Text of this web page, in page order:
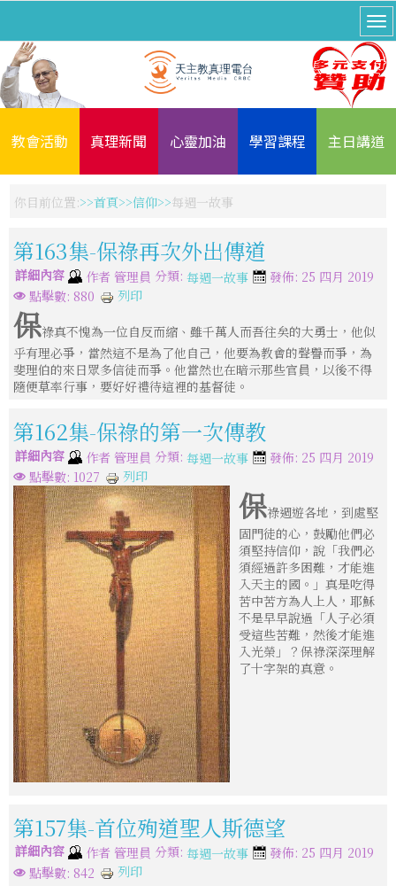
教會活動 真理新聞 心靈加油 學習課程 主日講道
你目前位置: 首頁 信仰 每週一故事
第163集-保祿再次外出傳道
詳細內容 作者 管理員 分類: 每週一故事
發佈: 25 四月 2019
點擊數: 880
列印
保祿真不愧為一位自反而縮、雖千萬人而吾往矣的大勇士，他似
乎有理必爭，當然這不是為了他自己，他要為教會的聲譽而爭，為
斐理伯的來日眾多信徒而爭。他當然也在暗示那些官員，以後不得
隨便草率行事，要好好禮待這裡的基督徒。
第162集-保祿的第一次傳教
詳細內容 作者 管理員 分類: 每週一故事
發佈: 25 四月 2019
點擊數: 1027
列印
保祿週遊各地，到處堅
固門徒的心，鼓勵他們必
須堅持信仰，說「我們必
須經過許多困難，才能進
入天主的國。」真是吃得
苦中苦方為人上人，耶穌
不是早早說過「人子必須
受這些苦難，然後才能進
入光榮」？保祿深深理解
了十字架的真意。
第157集-首位殉道聖人斯德望
詳細內容 作者 管理員 分類: 每週一故事
發佈: 25 四月 2019
點擊數: 842
列印